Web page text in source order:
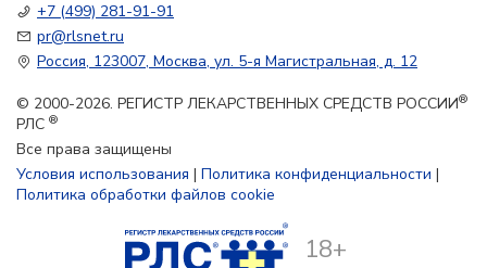
+7 (499) 281-91-91
pr@rlsnet.ru
Россия, 123007, Москва, ул. 5-я Магистральная, д. 12
© 2000-2026. РЕГИСТР ЛЕКАРСТВЕННЫХ СРЕДСТВ РОССИИ®
РЛС ®
Все права защищены
Условия использования | Политика конфиденциальности |
Политика обработки файлов cookie
18+